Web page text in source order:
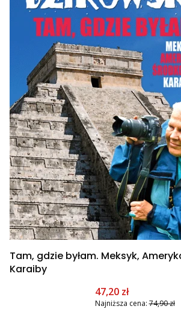
Tam, gdzie byłam. Meksyk,
Karaiby
Cena promocyjna
47,20 zł
Najniższa cena: 74,90 zł